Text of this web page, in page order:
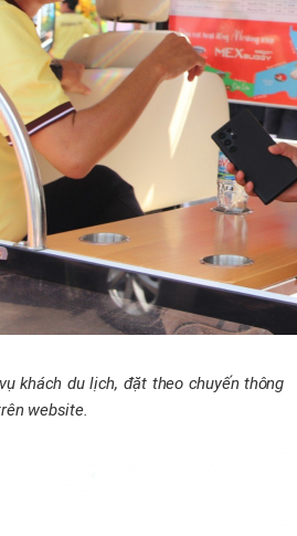
khách du lịch, đặt theo chuyến thông
website.